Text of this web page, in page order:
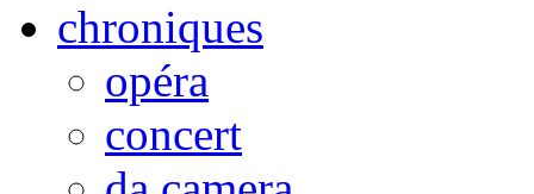
chroniques
opéra
concert